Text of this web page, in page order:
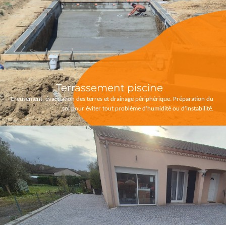
Terrassement piscine
Creusement, évacuation des terres et drainage périphérique. Préparation du
sol pour éviter tout problème d’humidité ou d’instabilité.